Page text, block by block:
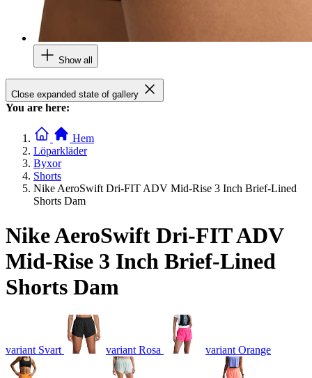
Show all
Close expanded state of gallery
You are here:
Hem
Löparkläder
Byxor
Shorts
Nike AeroSwift Dri-FIT ADV Mid-Rise 3 Inch Brief-Lined
Shorts Dam
Nike AeroSwift Dri-FIT ADV
Mid-Rise 3 Inch Brief-Lined
Shorts Dam
variant Svart variant Rosa variant Orange